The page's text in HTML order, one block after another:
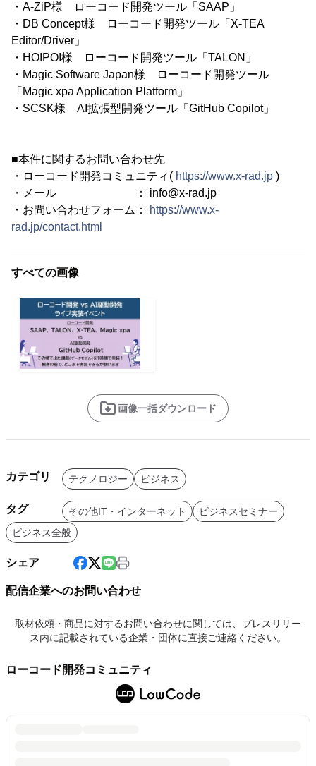
・A-ZiP様 ローコード開発ツール「SAAP」
・DB Concept様 ローコード開発ツール「X-TEA
Editor/Driver」
・HOIPOI様 ローコード開発ツール「TALON」
・Magic Software Japan様 ローコード開発ツール
「Magic xpa Application Platform」
・SCSK様 AI拡張型開発ツール「GitHub Copilot」
■本件に関するお問い合わせ先
・ローコード開発コミュニティ( https://www.x-rad.jp )
・メール ： info@x-rad.jp
・お問い合わせフォーム：
https://www.x-
rad.jp/contact.html
すべての画像
画像一括ダウンロード
カテゴリ テクノロジー ビジネス
タグ その他IT・インターネット
ビジネスセミナー
ビジネス全般
シェア
配信企業へのお問い合わせ
取材依頼・商品に対するお問い合わせに関しては、プレスリリー
ス内に記載されている企業・団体に直接ご連絡ください。
ローコード開発コミュニティ